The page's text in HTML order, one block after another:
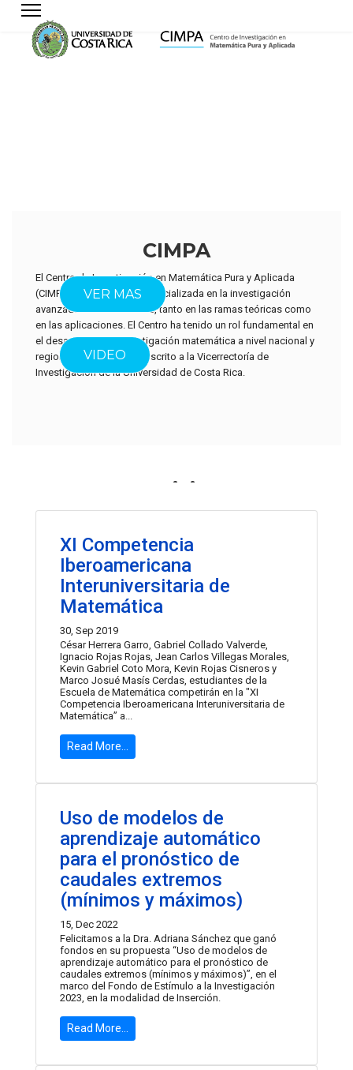
ACERCA DEL
CIMPA
El Centro de Investigación en Matemática Pura y Aplicada
(CIMPA) es una unidad especializada en la investigación
avanzada en matemáticas, tanto en las ramas teóricas como
en las aplicaciones. El Centro ha tenido un rol fundamental en
el desarrollo de la investigación matemática a nivel nacional y
regional. Se encuentra adscrito a la Vicerrectoría de
Investigación de la Universidad de Costa Rica.
VER MAS
VIDEO
Noticias
XI Competencia
Iberoamericana
Interuniversitaria de
Matemática
30, Sep 2019
César Herrera Garro, Gabriel Collado Valverde,
Ignacio Rojas Rojas, Jean Carlos Villegas Morales,
Kevin Gabriel Coto Mora, Kevin Rojas Cisneros y
Marco Josué Masís Cerdas, estudiantes de la
Escuela de Matemática competirán en la "XI
Competencia Iberoamericana Interuniversitaria de
Matemática” a...
Read More...
Uso de modelos de
aprendizaje automático
para el pronóstico de
caudales extremos
(mínimos y máximos)
15, Dec 2022
Felicitamos a la Dra. Adriana Sánchez que ganó
fondos en su propuesta “Uso de modelos de
aprendizaje automático para el pronóstico de
caudales extremos (mínimos y máximos)”, en el
marco del Fondo de Estímulo a la Investigación
2023, en la modalidad de Inserción.
Read More...